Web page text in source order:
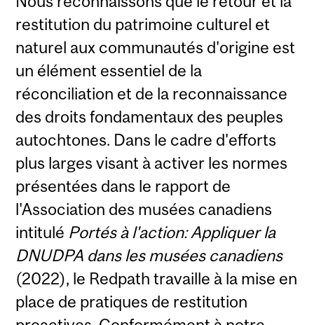
restitution du patrimoine culturel et
naturel aux communautés d'origine est
un élément essentiel de la
réconciliation et de la reconnaissance
des droits fondamentaux des peuples
autochtones. Dans le cadre d'efforts
plus larges visant à activer les normes
présentées dans le rapport de
l'Association des musées canadiens
intitulé Portés à l'action: Appliquer la
DNUDPA dans les musées canadiens
(2022), le Redpath travaille à la mise en
place de pratiques de restitution